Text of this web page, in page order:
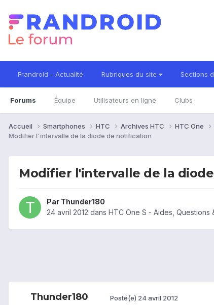
Frandroid - Actualité Rubriques du site Sections
Forums Équipe Utilisateurs en ligne Clubs
Accueil Smartphones HTC Archives HTC HTC One
Modifier l'intervalle de la diode de notification
Modifier l'intervalle de la
Par Thunder180
24 avril 2012 dans HTC One S - Aides, Questions
Thunder180 Posté(e) 24 avril 2012